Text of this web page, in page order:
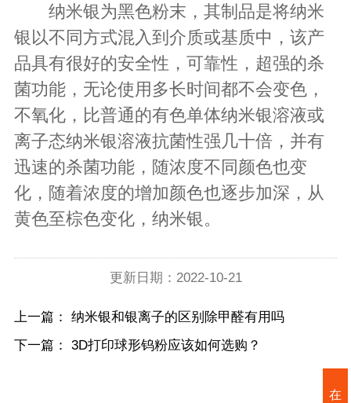
纳米银为黑色粉末，其制品是将纳米
银以不同方式混入到介质或基质中，该产
品具有很好的安全性，可靠性，超强的杀
菌功能，无论使用多长时间都不会变色，
不氧化，比普通的有色单体纳米银溶液或
离子态纳米银溶液抗菌性强几十倍，并有
迅速的杀菌功能，随浓度不同颜色也变
化，随着浓度的增加颜色也逐步加深，从
黄色至棕色变化，纳米银。
更新日期：2022-10-21
上一篇： 纳米银和银离子的区别除甲醛有用吗
下一篇： 3D打印球形钨粉应该如何选购？
在